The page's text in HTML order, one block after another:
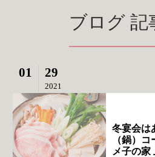
ブログ 記
01 29
2021
冬宴会は
（鍋）
メ子の家